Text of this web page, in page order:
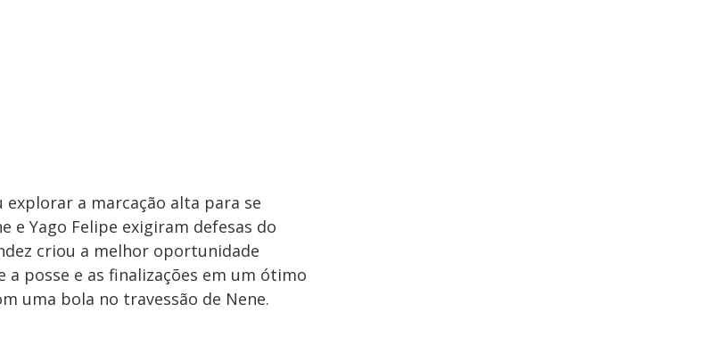
a marcação alta para se
e Yago Felipe exigiram defesas do
criou a melhor oportunidade
posse e as finalizações em um ótimo
uma bola no travessão de Nene.